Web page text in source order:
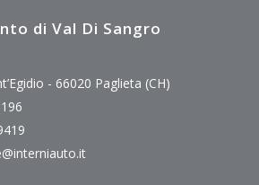
di Val Di Sangro
- 66020 Paglieta (CH)